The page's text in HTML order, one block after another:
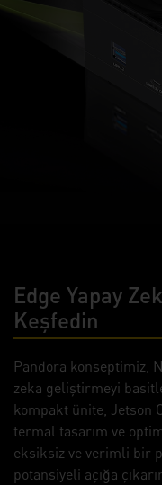
Edge Yapay
Keşfedin
Pandora konseptimiz,
zeka geliştirmeyi
kompakt ünite, Jetson
termal tasarım ve
eksiksiz ve verimli bir
potansiyeli açığa